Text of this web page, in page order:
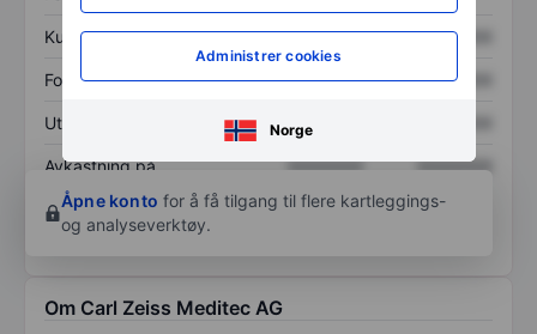
Administrer cookies
Norge
Kurs/salg XXXXXXX XXXXXXX
Fortjeneste per aksje XXXXXXX XXXXXXX
Utbytte per aksje XXXXXXX
Avkastning på
egenkapital
XXXXXXX
XXXXXXX
Åpne konto for å få tilgang til flere kartleggings-
og analyseverktøy.
Om Carl Zeiss Meditec AG